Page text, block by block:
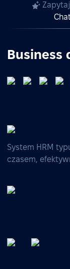
Business
System HRM
czasem,